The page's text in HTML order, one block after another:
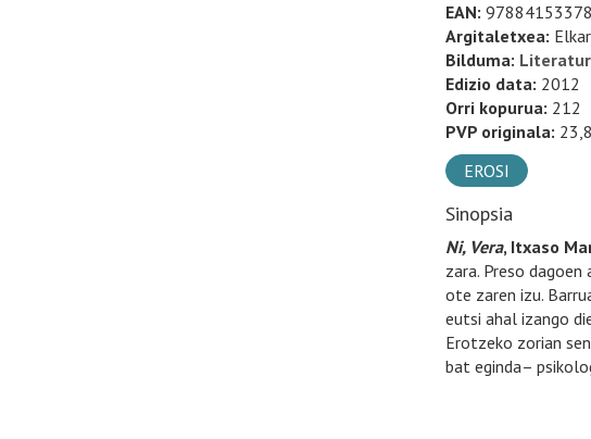
EAN:
Argitaletxea: Elkar
Bilduma:
Edizio data: 2012
Orri kopurua: 212
PVP originala:
EROSI
Sinopsia
Ni, Vera, Itxaso
zara. Preso
ote zaren izu.
eutsi ahal izango
Erotzeko zorian
bat eginda–